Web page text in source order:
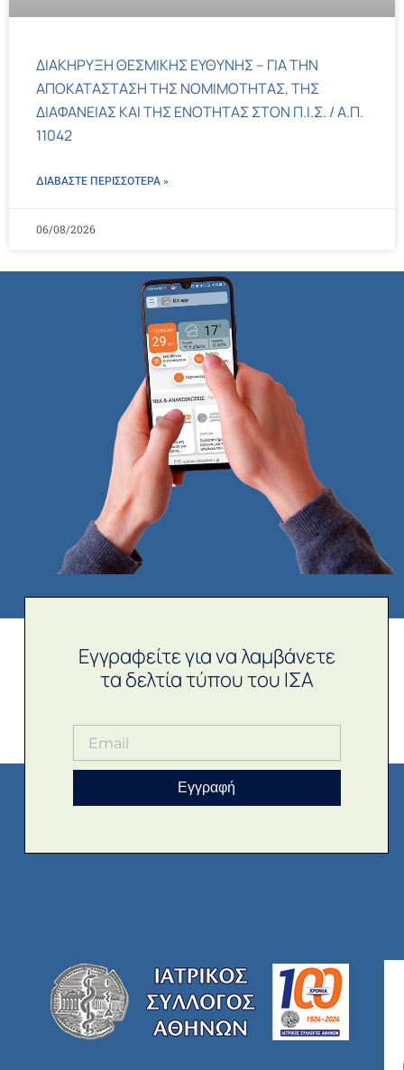
ΔΙΑΚΗΡΥΞΗ ΘΕΣΜΙΚΗΣ ΕΥΘΥΝΗΣ – ΓΙΑ ΤΗΝ
ΑΠΟΚΑΤΑΣΤΑΣΗ ΤΗΣ ΝΟΜΙΜΟΤΗΤΑΣ, ΤΗΣ
ΔΙΑΦΑΝΕΙΑΣ ΚΑΙ ΤΗΣ ΕΝΟΤΗΤΑΣ ΣΤΟΝ Π.Ι.Σ. / Α.Π.
11042
ΔΙΑΒΑΣΤΕ ΠΕΡΙΣΣΌΤΕΡΑ »
06/08/2026
Εγγραφείτε για να λαμβάνετε
τα δελτία τύπου του ΙΣΑ
Εγγραφή